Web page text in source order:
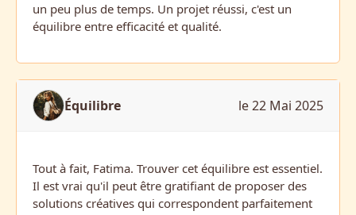
un peu plus de temps. Un projet réussi, c'est un
équilibre entre efficacité et qualité.
Équilibre le 22 Mai 2025
Tout à fait, Fatima. Trouver cet équilibre est essentiel.
Il est vrai qu'il peut être gratifiant de proposer des
solutions créatives qui correspondent parfaitement